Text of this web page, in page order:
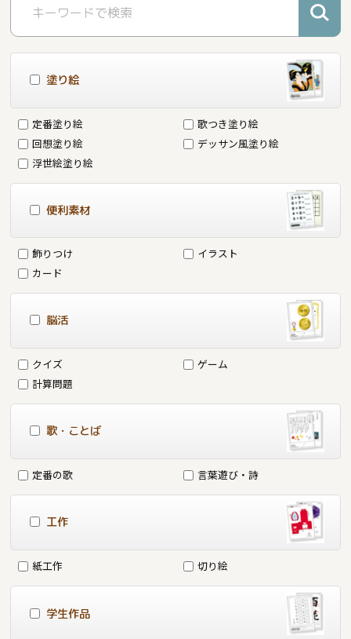
塗り絵
定番塗り絵
歌つき塗り絵
回想塗り絵
デッサン風塗り絵
浮世絵塗り絵
便利素材
飾りつけ
イラスト
カード
脳活
クイズ
ゲーム
計算問題
歌・ことば
定番の歌 言葉遊び・詩
工作
紙工作 切り絵
学生作品